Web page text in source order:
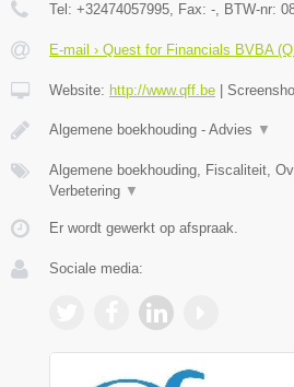
Tel: +32474057995, Fax: -, BTW-nr:
E-mail › Quest for Financials BVBA
Website: http://www.qff.be
Algemene boekhouding - Advies ▼
Algemene boekhouding, Fiscaliteit,
Verbetering ▼
Er wordt gewerkt op afspraak.
Sociale media: